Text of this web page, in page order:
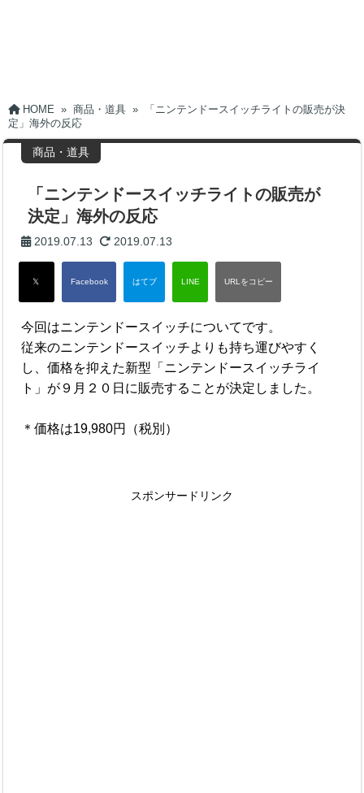
HOME » 商品・道具 »
「ニンテンドースイッチライトの販売が決
定」海外の反応
商品・道具
「ニンテンドースイッチライトの販売が
決定」海外の反応
2019.07.13 2019.07.13
今回はニンテンドースイッチについてです。
従来のニンテンドースイッチよりも持ち運びやすく
し、価格を抑えた新型「ニンテンドースイッチライ
ト」が９月２０日に販売することが決定しました。
＊価格は19,980円（税別）
スポンサードリンク